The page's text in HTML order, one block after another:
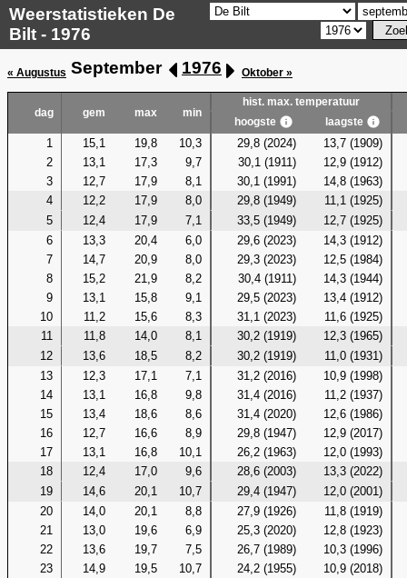
Weerstatistieken De
Bilt - 1976
« Augustus September 1976 Oktober »
dag gem max min
hist. max. temperatuur
hoogste
laagste
1 15,1 19,8 10,3 29,8 (2024)
13,7 (1909)
2
13,1 17,3 9,7 30,1 (1911)
12,9 (1912)
3
12,7 17,9 8,1 30,1 (1991)
14,8 (1963)
4
12,2 17,9 8,0 29,8 (1949)
11,1 (1925)
5
12,4 17,9 7,1 33,5 (1949)
12,7 (1925)
6
13,3 20,4 6,0 29,6 (2023)
14,3 (1912)
7
14,7 20,9 8,0 29,3 (2023)
12,5 (1984)
8
15,2 21,9 8,2 30,4 (1911)
14,3 (1944)
9
13,1 15,8 9,1 29,5 (2023)
13,4 (1912)
10
11,2 15,6 8,3 31,1 (2023)
11,6 (1925)
11
11,8 14,0 8,1 30,2 (1919)
12,3 (1965)
12
13,6 18,5 8,2 30,2 (1919)
11,0 (1931)
13
12,3 17,1 7,1 31,2 (2016)
10,9 (1998)
14
13,1 16,8 9,8 31,4 (2016)
11,2 (1937)
15
13,4 18,6 8,6 31,4 (2020)
12,6 (1986)
16
12,7 16,6 8,9 29,8 (1947)
12,9 (2017)
17
13,1 16,8 10,1 26,2 (1963)
12,0 (1993)
18
12,4 17,0 9,6 28,6 (2003)
13,3 (2022)
19
14,6 20,1 10,7 29,4 (1947)
12,0 (2001)
20
14,0 20,1 8,8 27,9 (1926)
11,8 (1919)
21
13,0 19,6 6,9 25,3 (2020)
12,8 (1923)
22
13,6 19,7 7,5 26,7 (1989)
10,3 (1996)
23
14,9 19,5 10,7 24,2 (1955)
10,9 (2018)